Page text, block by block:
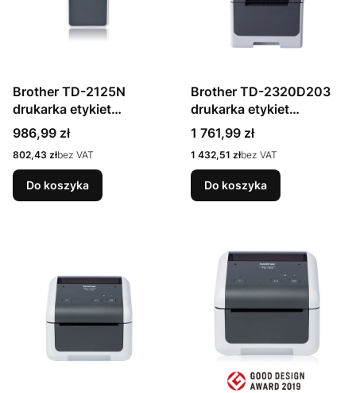
Brother TD-2125N
drukarka etykiet
bezpośrednio termiczny
203 x 203 DPI 152,4
mm/s Przewodowa
Przewodowa sieć LAN
Cena
986,99 zł
Cena
802,43 złbez VAT
Do koszyka
Brother TD-2320D203
drukarka etykiet
bezpośrednio termiczny
203 x 203 DPI 152 mm/s
Przewodowa
Przewodowa sieć LAN
Cena
1 761,99 zł
Cena
1 432,51 złbez VAT
Do koszyka